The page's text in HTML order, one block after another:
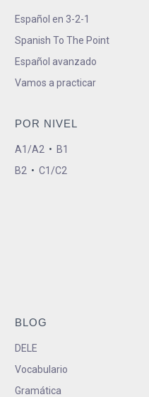
Español en 3-2-1
Spanish To The Point
Español avanzado
Vamos a practicar
POR NIVEL
A1/A2 • B1
B2 • C1/C2
BLOG
DELE
Vocabulario
Gramática